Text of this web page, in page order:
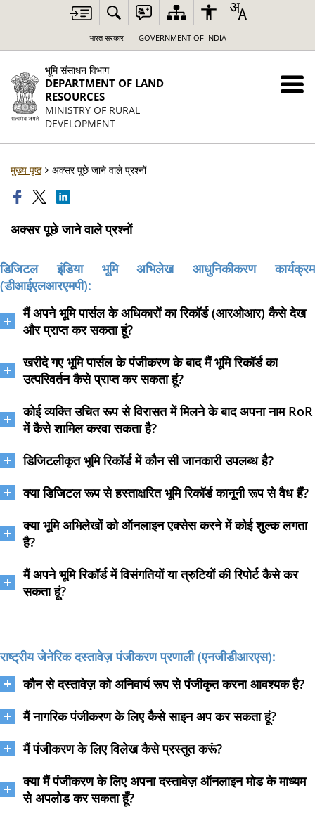
भारत सरकार GOVERNMENT OF INDIA
भूमि संसाधन विभाग
DEPARTMENT OF LAND
RESOURCES
MINISTRY OF RURAL
DEVELOPMENT
मुख्य पृष्ठ अक्सर पूछे जाने वाले प्रश्नों
अक्सर पूछे जाने वाले प्रश्नों
डिजिटल इंडिया भूमि अभिलेख आधुनिकीकरण कार्यक्रम
(डीआईएलआरएमपी):
मैं अपने भूमि पार्सल के अधिकारों का रिकॉर्ड (आरओआर) कैसे देख
और प्राप्त कर सकता हूं?
खरीदे गए भूमि पार्सल के पंजीकरण के बाद मैं भूमि रिकॉर्ड का
उत्परिवर्तन कैसे प्राप्त कर सकता हूं?
कोई व्यक्ति उचित रूप से विरासत में मिलने के बाद अपना नाम RoR
में कैसे शामिल करवा सकता है?
डिजिटलीकृत भूमि रिकॉर्ड में कौन सी जानकारी उपलब्ध है?
क्या डिजिटल रूप से हस्ताक्षरित भूमि रिकॉर्ड कानूनी रूप से वैध हैं?
क्या भूमि अभिलेखों को ऑनलाइन एक्सेस करने में कोई शुल्क लगता
है?
मैं अपने भूमि रिकॉर्ड में विसंगतियों या त्रुटियों की रिपोर्ट कैसे कर
सकता हूं?
राष्ट्रीय जेनेरिक दस्तावेज़ पंजीकरण प्रणाली (एनजीडीआरएस):
कौन से दस्तावेज़ को अनिवार्य रूप से पंजीकृत करना आवश्यक है?
मैं नागरिक पंजीकरण के लिए कैसे साइन अप कर सकता हूं?
मैं पंजीकरण के लिए विलेख कैसे प्रस्तुत करूं?
क्या मैं पंजीकरण के लिए अपना दस्तावेज़ ऑनलाइन मोड के माध्यम
से अपलोड कर सकता हूँ?